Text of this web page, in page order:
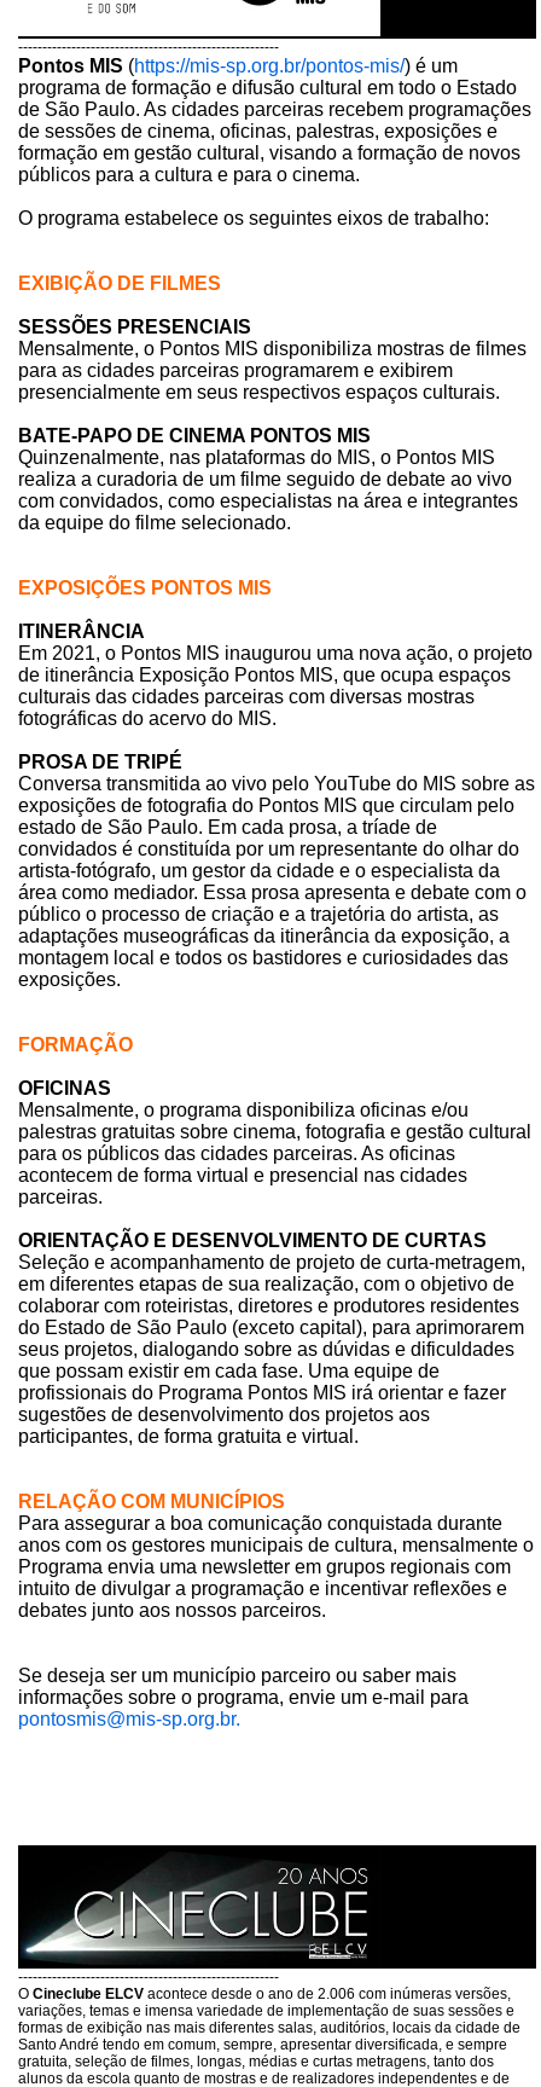
------------------------------------------------------
Pontos MIS (https://mis-sp.org.br/pontos-mis/) é um
programa de formação e difusão cultural em todo o Estado
de São Paulo. As cidades parceiras recebem programações
de sessões de cinema, oficinas, palestras, exposições e
formação em gestão cultural, visando a formação de novos
públicos para a cultura e para o cinema.
O programa estabelece os seguintes eixos de trabalho:
EXIBIÇÃO DE FILMES
SESSÕES PRESENCIAIS
Mensalmente, o Pontos MIS disponibiliza mostras de filmes
para as cidades parceiras programarem e exibirem
presencialmente em seus respectivos espaços culturais.
BATE-PAPO DE CINEMA PONTOS MIS
Quinzenalmente, nas plataformas do MIS, o Pontos MIS
realiza a curadoria de um filme seguido de debate ao vivo
com convidados, como especialistas na área e integrantes
da equipe do filme selecionado.
EXPOSIÇÕES PONTOS MIS
ITINERÂNCIA
Em 2021, o Pontos MIS inaugurou uma nova ação, o projeto
de itinerância Exposição Pontos MIS, que ocupa espaços
culturais das cidades parceiras com diversas mostras
fotográficas do acervo do MIS.
PROSA DE TRIPÉ
Conversa transmitida ao vivo pelo YouTube do MIS sobre as
exposições de fotografia do Pontos MIS que circulam pelo
estado de São Paulo. Em cada prosa, a tríade de
convidados é constituída por um representante do olhar do
artista-fotógrafo, um gestor da cidade e o especialista da
área como mediador. Essa prosa apresenta e debate com o
público o processo de criação e a trajetória do artista, as
adaptações museográficas da itinerância da exposição, a
montagem local e todos os bastidores e curiosidades das
exposições.
FORMAÇÃO
OFICINAS
Mensalmente, o programa disponibiliza oficinas e/ou
palestras gratuitas sobre cinema, fotografia e gestão cultural
para os públicos das cidades parceiras. As oficinas
acontecem de forma virtual e presencial nas cidades
parceiras.
ORIENTAÇÃO E DESENVOLVIMENTO DE CURTAS
Seleção e acompanhamento de projeto de curta-metragem,
em diferentes etapas de sua realização, com o objetivo de
colaborar com roteiristas, diretores e produtores residentes
do Estado de São Paulo (exceto capital), para aprimorarem
seus projetos, dialogando sobre as dúvidas e dificuldades
que possam existir em cada fase. Uma equipe de
profissionais do Programa Pontos MIS irá orientar e fazer
sugestões de desenvolvimento dos projetos aos
participantes, de forma gratuita e virtual.
RELAÇÃO COM MUNICÍPIOS
Para assegurar a boa comunicação conquistada durante
anos com os gestores municipais de cultura, mensalmente o
Programa envia uma newsletter em grupos regionais com
intuito de divulgar a programação e incentivar reflexões e
debates junto aos nossos parceiros.
Se deseja ser um município parceiro ou saber mais
informações sobre o programa, envie um e-mail para
pontosmis@mis-sp.org.br.
------------------------------------------------------
O Cineclube ELCV acontece desde o ano de 2.006 com inúmeras versões,
variações, temas e imensa variedade de implementação de suas sessões e
formas de exibição nas mais diferentes salas, auditórios, locais da cidade de
Santo André tendo em comum, sempre, apresentar diversificada, e sempre
gratuita, seleção de filmes, longas, médias e curtas metragens, tanto dos
alunos da escola quanto de mostras e de realizadores independentes e de